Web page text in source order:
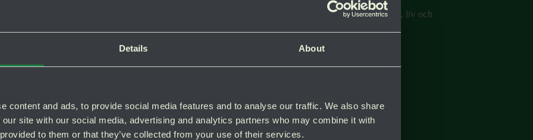
Details About
content and ads, to provide social media features and to analyse our traffic. We also share
site with our social media, advertising and analytics partners who may combine it with
to them or that they’ve collected from your use of their services.
växter bjuder du in pollinatörer till din trädgård eller balkong – och får massor tillbaka i form av färg, liv och
åt